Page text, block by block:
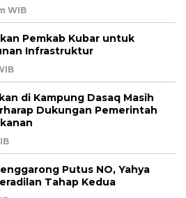
WIB
Pemkab Kubar untuk
Infrastruktur
di Kampung Dasaq Masih
Dukungan Pemerintah
Putus NO, Yahya
Tahap Kedua